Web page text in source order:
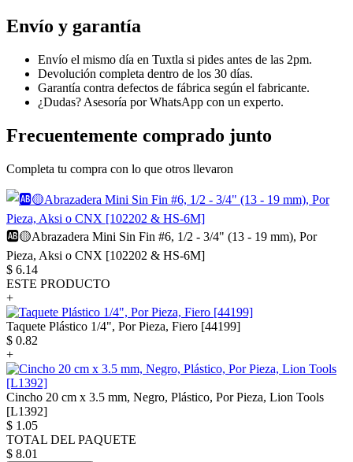
Envío y garantía
Envío el mismo día en Tuxtla si pides antes de las 2pm.
Devolución completa dentro de los 30 días.
Garantía contra defectos de fábrica según el fabricante.
¿Dudas? Asesoría por WhatsApp con un experto.
Frecuentemente comprado junto
Completa tu compra con lo que otros llevaron
🆎🟡Abrazadera Mini Sin Fin #6, 1/2 - 3/4" (13 - 19 mm), Por
Pieza, Aksi o CNX [102202 & HS-6M]
$ 6.14
ESTE PRODUCTO
+
Taquete Plástico 1/4", Por Pieza, Fiero [44199]
$ 0.82
+
Cincho 20 cm x 3.5 mm, Negro, Plástico, Por Pieza, Lion Tools
[L1392]
$ 1.05
TOTAL DEL PAQUETE
$ 8.01